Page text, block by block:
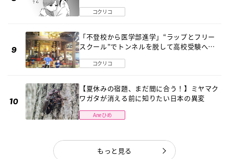
コクリコ
「不登校から医学部進学」“ラップとフリー
スクール”でトンネルを脱して高校受験へ
コクリコ
【夏休みの宿題、まだ間に合う！】ミヤマク
ワガタが消える前に知りたい日本の異変
Aneひめ
もっと見る